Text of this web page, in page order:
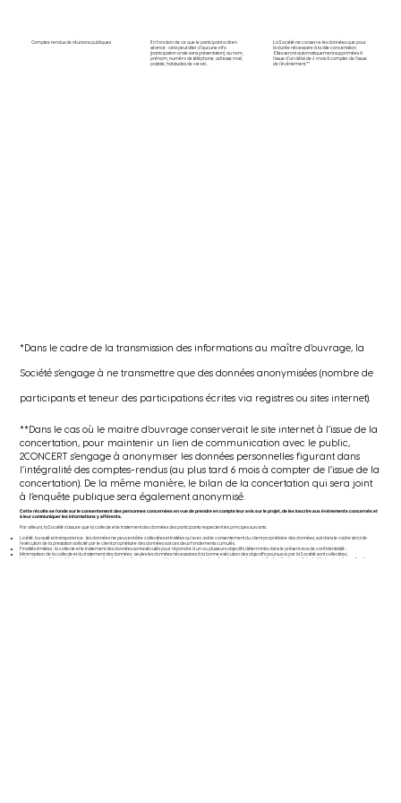
La Société ne conserve les données que pour
la durée nécessaire à la dite concertation.
Elles seront automatiquement supprimées à
l’issue d’un délai de 6 mois à compter de l’issue
de l’événement.**
En fonction de ce que le participant a dit en
séance : cela peut aller d’aucune info
(participation orale sans présentation), au nom,
prénom, numéro de téléphone, adresse mail,
postale, habitudes de vie etc..
Comptes-rendus de réunions publiques
*Dans le cadre de la transmission des informations au maître d’ouvrage, la
Société s’engage à ne transmettre que des données anonymisées (nombre de
participants et teneur des participations écrites via registres ou sites internet).
**Dans le cas où le maitre d’ouvrage conserverait le site internet à l’issue de la
concertation, pour maintenir un lien de communication avec le public,
2CONCERT s’engage à anonymiser les données personnelles figurant dans
l’intégralité des comptes-rendus (au plus tard 6 mois à compter de l’issue de la
concertation). De la même manière, le bilan de la concertation qui sera joint
à l’enquête publique sera également anonymisé.
Cette récolte se fonde sur le consentement des personnes concernées en vue de prendre en compte leur avis sur le projet, de les inscrire aux événements concernés et
à leur communiquer les informations y afférents.
Par ailleurs, la Société s’assure que la collecte et le traitement des données des participants respectent les principes suivants :
Licéité, loyauté et transparence : les données ne peuvent être collectées et traitées qu'avec soit le consentement du client propriétaire des données, soit dans le cadre strict de
l’exécution de la prestation sollicité par le client propriétaire des données soit ces deux fondements cumulés.
Finalités limitées : la collecte et le traitement des données sont exécutés pour répondre à un ou plusieurs objectifs déterminés dans le présent avis de confidentialité ;
Minimisation de la collecte et du traitement des données : seules les données nécessaires à la bonne exécution des objectifs poursuivis par la Société sont collectées ;
Intégrité et confidentialité des données collectées et traitées : le responsable du traitement des données s'engage à garantir l'intégrité et la confidentialité des données collectées.